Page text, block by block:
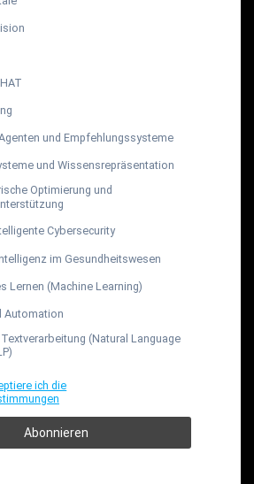
und Empfehlungssysteme
und Wissensrepräsentation
Optimierung und
Cybersecurity
im Gesundheitswesen
Lernen (Machine Learning)
Automation
Textverarbeitung (Natural Language
ich die